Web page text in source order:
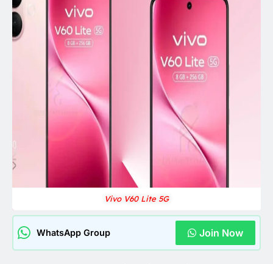
Vivo V60 Lite 5G
WhatsApp Group Join Now